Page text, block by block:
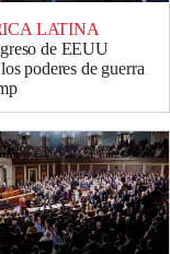
LATINA
de EEUU
poderes de guerra